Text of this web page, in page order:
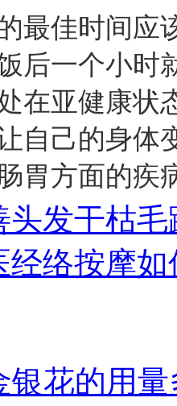
佳时间应
后一个小时
在亚健康状
自己的身体
胃方面的疾
头发干枯
经络按摩
银花的用量